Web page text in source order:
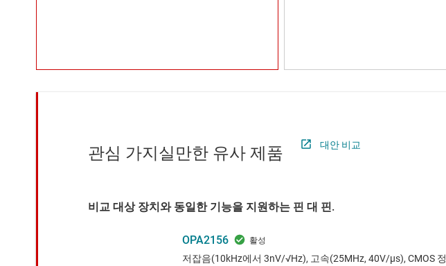
관심 가지실만한 유사 제품 대안 비교
비교 대상 장치와 동일한 기능을 지원하는 핀 대 핀.
OPA2156
저잡음(10kHz에서 3nV/√Hz), 고속(25MHz, 40V/µs), CMOS 정